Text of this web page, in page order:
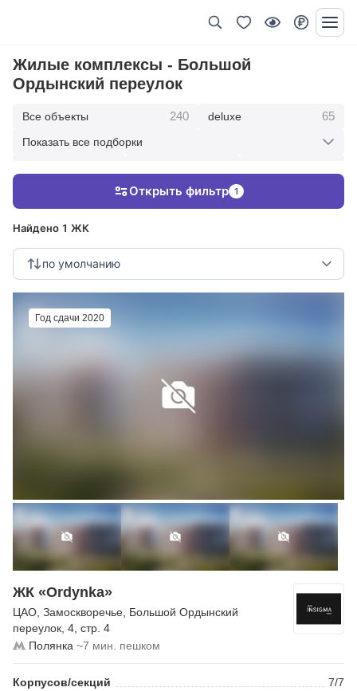
Жилые комплексы - Большой
Ордынский переулок
Все объекты 240 deluxe 65
123 клубные дома
Показать все подборки
Найдено 1 ЖК
по умолчанию
Открыть фильтр 1
Год сдачи 2020
ЖК «Ordynka»
ЦАО Замоскворечье Большой Ордынский
переулок , 4, стр. 4
Полянка ~7 мин. пешком
Корпусов/секций
7/7